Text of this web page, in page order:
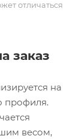
отличаться
заказ
на
профиля.
весом,